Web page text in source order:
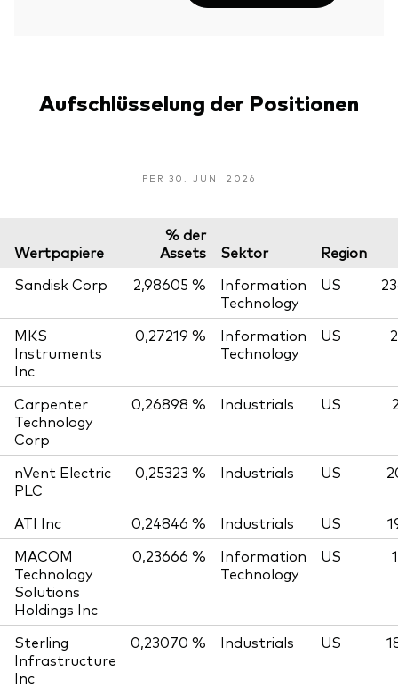
Aufschlüsselung der Positionen
PER 30. JUNI 2026
Wertpapiere
% der
Assets
Sektor
Region
Sandisk Corp
2,98605 %
Information
Technology
US
MKS
Instruments
Inc
0,27219 %
Information
Technology
US
Carpenter
Technology
Corp
0,26898 % Industrials US
nVent Electric
PLC
0,25323 % Industrials US
ATI Inc 0,24846 % Industrials US
MACOM
Technology
Solutions
Holdings Inc
0,23666 %
Information
Technology
US
Sterling
Infrastructure
Inc
0,23070 % Industrials US